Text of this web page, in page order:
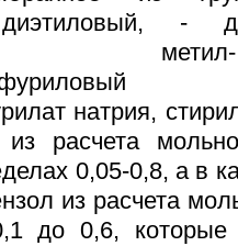
диэтиловый, -
натрия,
расчета
0,05-0,8, а в
из расчета
до 0,6,